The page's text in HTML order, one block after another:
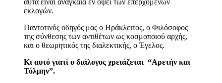
αυτά είναι αναγκαία εν όψει των επερχόμενων
εκλογών.
Παντοτινός οδηγός μας ο Ηράκλειτος, ο Φιλόσοφος
της σύνθεσης των αντιθέτων ως κοσμοποιού αρχής,
και ο θεωρητικός της διαλεκτικής, ο Έγελος.
Κι αυτό γιατί ο διάλογος χρειάζεται “Αρετήν και
Τόλμην”.